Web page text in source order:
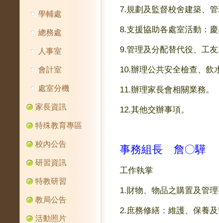
學輔處
總務處
人事室
會計室
處室分機
家長資訊
特殊教育專區
校內公告
研習資訊
特教研習
教局公告
活動照片
7.規劃及監督校舍建築、
8.支援協助各處室活動：
9.管理及分配替代役、工
10.辦理公共安全檢查、飲
11.辦理家長會相關業務。
12.其他交辦事項。
事務組長 詹〇驊
工作執掌
1.財物、物品之購置及管
2.庶務修繕：維護、保養